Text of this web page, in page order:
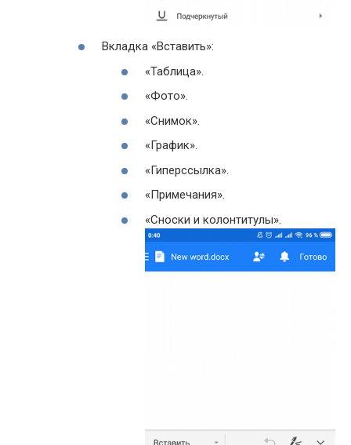
Вкладка «Вставить»:
«Таблица».
«Фото».
«Снимок».
«График».
«Гиперссылка».
«Примечания».
«Сноски и колонтитулы».